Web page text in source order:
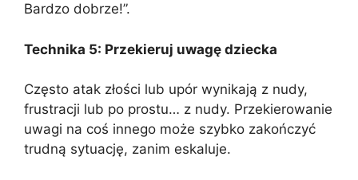
Bardzo dobrze!”.
Technika 5: Przekieruj uwagę dziecka
Często atak złości lub upór wynikają z nudy,
frustracji lub po prostu… z nudy. Przekierowanie
uwagi na coś innego może szybko zakończyć
trudną sytuację, zanim eskaluje.